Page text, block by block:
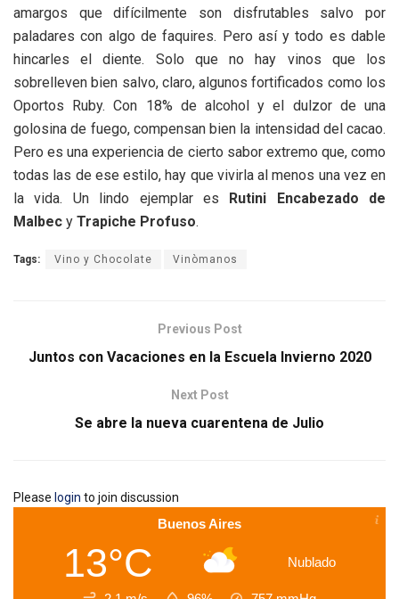
amargos que difícilmente son disfrutables salvo por
paladares con algo de faquires. Pero así y todo es dable
hincarles el diente. Solo que no hay vinos que los
sobrelleven bien salvo, claro, algunos fortificados como los
Oportos Ruby. Con 18% de alcohol y el dulzor de una
golosina de fuego, compensan bien la intensidad del cacao.
Pero es una experiencia de cierto sabor extremo que, como
todas las de ese estilo, hay que vivirla al menos una vez en
la vida. Un lindo ejemplar es
Rutini Encabezado de
Malbec y Trapiche Profuso.
Tags: Vino y Chocolate Vinòmanos
Previous Post
Juntos con Vacaciones en la Escuela Invierno 2020
Next Post
Se abre la nueva cuarentena de Julio
Please login to join discussion
Buenos Aires
13°C Nublado